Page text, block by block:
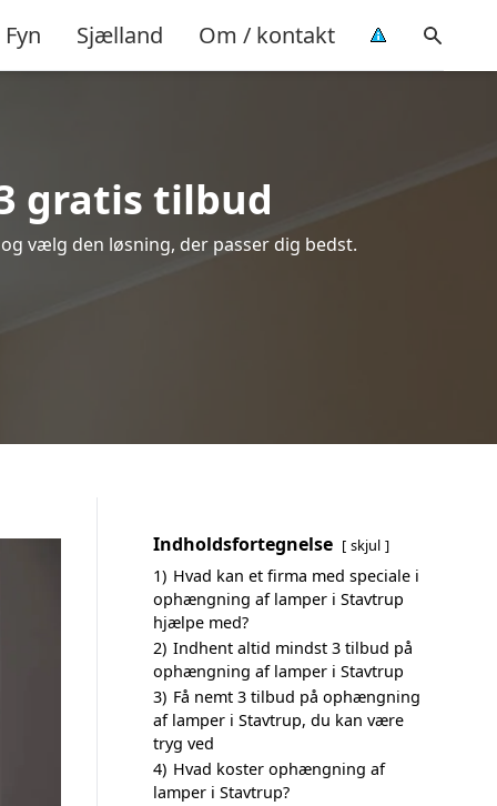
Fyn Sjælland Om / kontakt
gratis tilbud
vælg den løsning, der passer dig bedst.
Indholdsfortegnelse skjul
1) Hvad kan et firma med speciale i
ophængning af lamper i Stavtrup
hjælpe med?
2) Indhent altid mindst 3 tilbud på
ophængning af lamper i Stavtrup
3) Få nemt 3 tilbud på ophængning
af lamper i Stavtrup, du kan være
tryg ved
4) Hvad koster ophængning af
lamper i Stavtrup?